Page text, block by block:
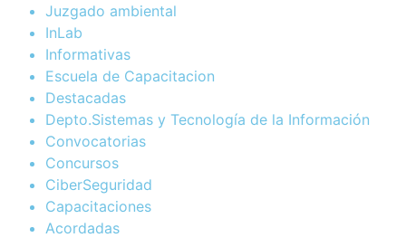
Juzgado ambiental
InLab
Informativas
Escuela de Capacitacion
Destacadas
Depto.Sistemas y Tecnología de la Información
Convocatorias
Concursos
CiberSeguridad
Capacitaciones
Acordadas